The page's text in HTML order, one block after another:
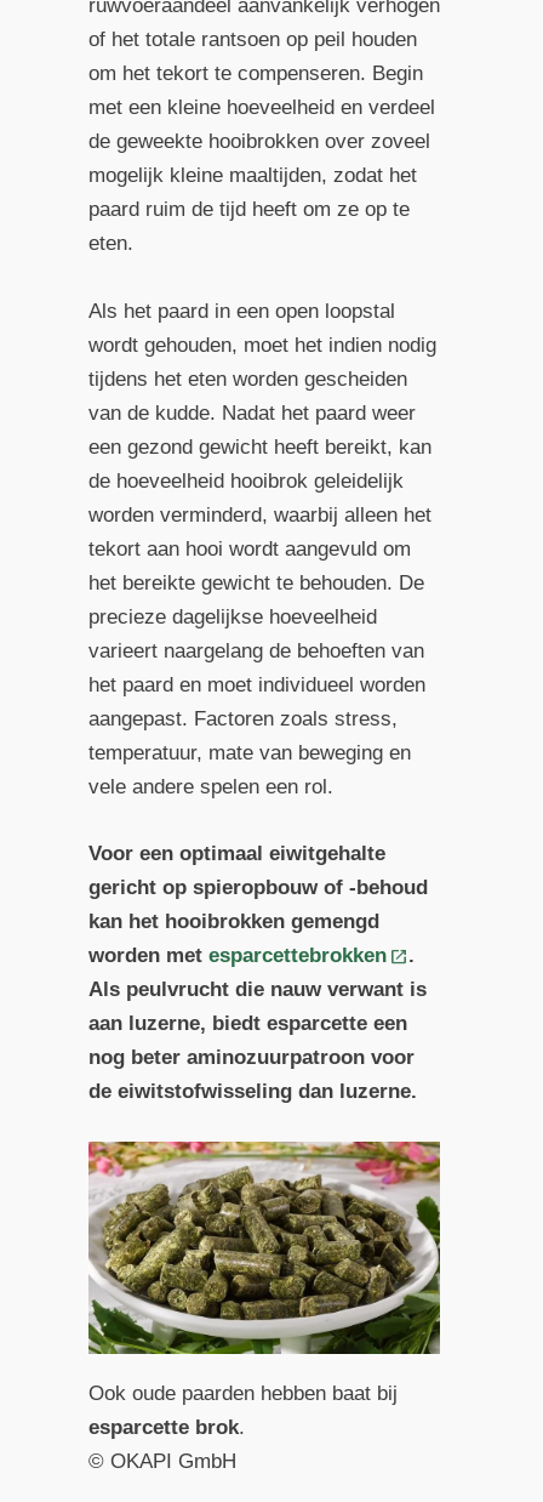
ruwvoeraandeel aanvankelijk verhogen
of het totale rantsoen op peil houden
om het tekort te compenseren. Begin
met een kleine hoeveelheid en verdeel
de geweekte hooibrokken over zoveel
mogelijk kleine maaltijden, zodat het
paard ruim de tijd heeft om ze op te
eten.
Als het paard in een open loopstal
wordt gehouden, moet het indien nodig
tijdens het eten worden gescheiden
van de kudde. Nadat het paard weer
een gezond gewicht heeft bereikt, kan
de hoeveelheid hooibrok geleidelijk
worden verminderd, waarbij alleen het
tekort aan hooi wordt aangevuld om
het bereikte gewicht te behouden. De
precieze dagelijkse hoeveelheid
varieert naargelang de behoeften van
het paard en moet individueel worden
aangepast. Factoren zoals stress,
temperatuur, mate van beweging en
vele andere spelen een rol.
Voor een optimaal eiwitgehalte
gericht op spieropbouw of -behoud
kan het hooibrokken gemengd
worden met esparcettebrokken
.
Als peulvrucht die nauw verwant is
aan luzerne, biedt esparcette een
nog beter aminozuurpatroon voor
de eiwitstofwisseling dan luzerne.
Ook oude paarden hebben baat bij
esparcette brok.
© OKAPI GmbH